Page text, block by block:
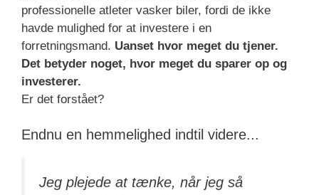
professionelle atleter vasker biler, fordi de ikke
havde mulighed for at investere i en
forretningsmand. Uanset hvor meget du tjener.
Det betyder noget, hvor meget du sparer op og
investerer.
Er det forstået?
Endnu en hemmelighed indtil videre...
Jeg plejede at tænke, når jeg så